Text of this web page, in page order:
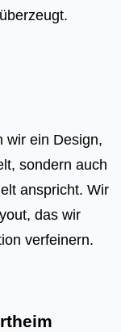
wir ein Design,
sondern auch
anspricht. Wir
das wir
verfeinern.